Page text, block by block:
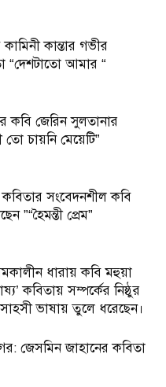
কান্তার গভীর
“দেশটাতো আমার “
কবি জেরিন সুলতানার
চায়নি মেয়েটি”
সংবেদনশীল কবি
”“হৈমন্তী প্রেম”
ধারায় কবি মহুয়া
কবিতায় সম্পর্কের নিষ্ঠুর
ভাষায় তুলে ধরেছেন।
জেসমিন জাহানের কবিতা